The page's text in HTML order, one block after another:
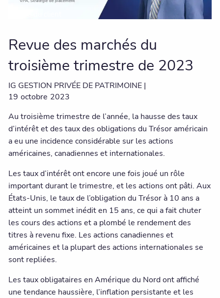
Revue des marchés du
troisième trimestre de 2023
IG GESTION PRIVÉE DE PATRIMOINE |
19 octobre 2023
Au troisième trimestre de l’année, la hausse des taux
d’intérêt et des taux des obligations du Trésor américain
a eu une incidence considérable sur les actions
américaines, canadiennes et internationales.
Les taux d’intérêt ont encore une fois joué un rôle
important durant le trimestre, et les actions ont pâti. Aux
États-Unis, le taux de l’obligation du Trésor à 10 ans a
atteint un sommet inédit en 15 ans, ce qui a fait chuter
les cours des actions et a plombé le rendement des
titres à revenu fixe. Les actions canadiennes et
américaines et la plupart des actions internationales se
sont repliées.
Les taux obligataires en Amérique du Nord ont affiché
une tendance haussière, l’inflation persistante et les